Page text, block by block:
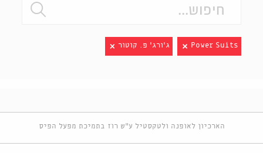
Power Suits ג'ורג' פ. קוטור
הארכיון לאופנה ולטקסטיל ע"ש רוז בתמיכת מפעל הפיס